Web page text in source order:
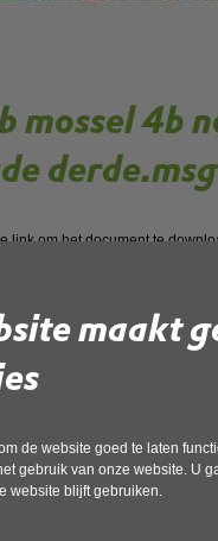
maakt
de website goed te laten
gebruik van onze website. U
website blijft gebruiken.
mossel 4b
derde.msg
link om het document te